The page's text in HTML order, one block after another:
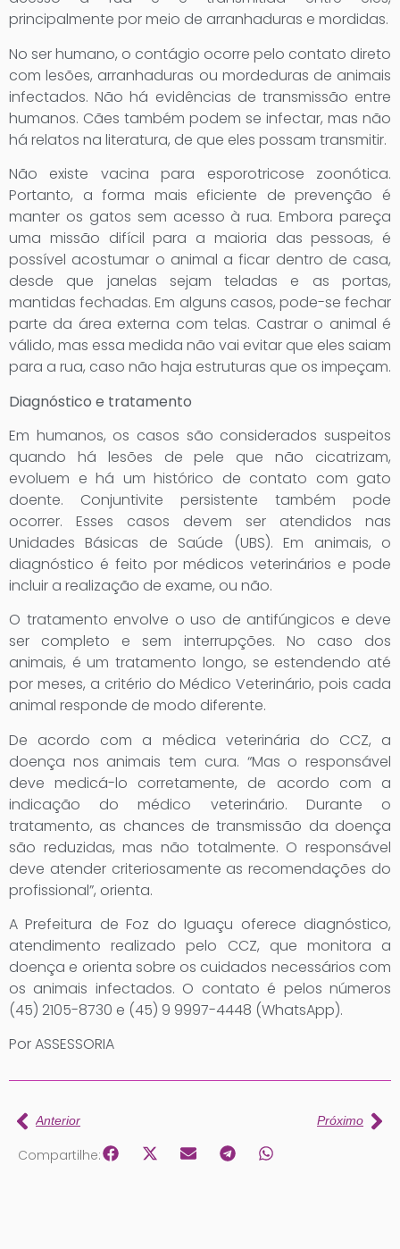
principalmente por meio de arranhaduras e mordidas.
No ser humano, o contágio ocorre pelo contato direto
com lesões, arranhaduras ou mordeduras de animais
infectados. Não há evidências de transmissão entre
humanos. Cães também podem se infectar, mas não
há relatos na literatura, de que eles possam transmitir.
Não existe vacina para esporotricose zoonótica.
Portanto, a forma mais eficiente de prevenção é
manter os gatos sem acesso à rua. Embora pareça
uma missão difícil para a maioria das pessoas, é
possível acostumar o animal a ficar dentro de casa,
desde que janelas sejam teladas e as portas,
mantidas fechadas. Em alguns casos, pode-se fechar
parte da área externa com telas. Castrar o animal é
válido, mas essa medida não vai evitar que eles saiam
para a rua, caso não haja estruturas que os impeçam.
Diagnóstico e tratamento
Em humanos, os casos são considerados suspeitos
quando há lesões de pele que não cicatrizam,
evoluem e há um histórico de contato com gato
doente. Conjuntivite persistente também pode
ocorrer. Esses casos devem ser atendidos nas
Unidades Básicas de Saúde (UBS). Em animais, o
diagnóstico é feito por médicos veterinários e pode
incluir a realização de exame, ou não.
O tratamento envolve o uso de antifúngicos e deve
ser completo e sem interrupções. No caso dos
animais, é um tratamento longo, se estendendo até
por meses, a critério do Médico Veterinário, pois cada
animal responde de modo diferente.
De acordo com a médica veterinária do CCZ, a
doença nos animais tem cura. “Mas o responsável
deve medicá-lo corretamente, de acordo com a
indicação do médico veterinário. Durante o
tratamento, as chances de transmissão da doença
são reduzidas, mas não totalmente. O responsável
deve atender criteriosamente as recomendações do
profissional”, orienta.
A Prefeitura de Foz do Iguaçu oferece diagnóstico,
atendimento realizado pelo CCZ, que monitora a
doença e orienta sobre os cuidados necessários com
os animais infectados. O contato é pelos números
(45) 2105-8730 e (45) 9 9997-4448 (WhatsApp).
Por ASSESSORIA
Anterior Próximo
Compartilhe: